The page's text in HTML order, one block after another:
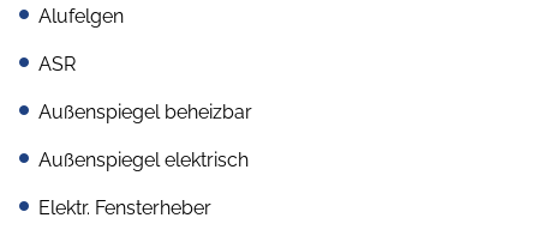
Alufelgen
ASR
Außenspiegel beheizbar
Außenspiegel elektrisch
Elektr. Fensterheber